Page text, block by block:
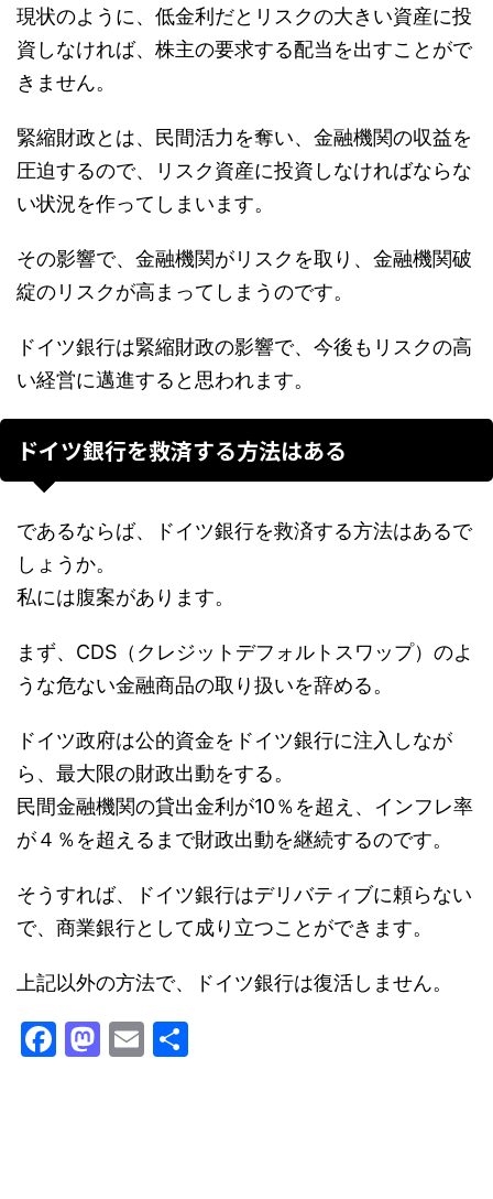
現状のように、低金利だとリスクの大きい資産に投
資しなければ、株主の要求する配当を出すことがで
きません。
緊縮財政とは、民間活力を奪い、金融機関の収益を
圧迫するので、リスク資産に投資しなければならな
い状況を作ってしまいます。
その影響で、金融機関がリスクを取り、金融機関破
綻のリスクが高まってしまうのです。
ドイツ銀行は緊縮財政の影響で、今後もリスクの高
い経営に邁進すると思われます。
ドイツ銀行を救済する方法はある
であるならば、ドイツ銀行を救済する方法はあるで
しょうか。
私には腹案があります。
まず、CDS（クレジットデフォルトスワップ）のよ
うな危ない金融商品の取り扱いを辞める。
ドイツ政府は公的資金をドイツ銀行に注入しなが
ら、最大限の財政出動をする。
民間金融機関の貸出金利が10％を超え、インフレ率
が４％を超えるまで財政出動を継続するのです。
そうすれば、ドイツ銀行はデリバティブに頼らない
で、商業銀行として成り立つことができます。
上記以外の方法で、ドイツ銀行は復活しません。
F
M E